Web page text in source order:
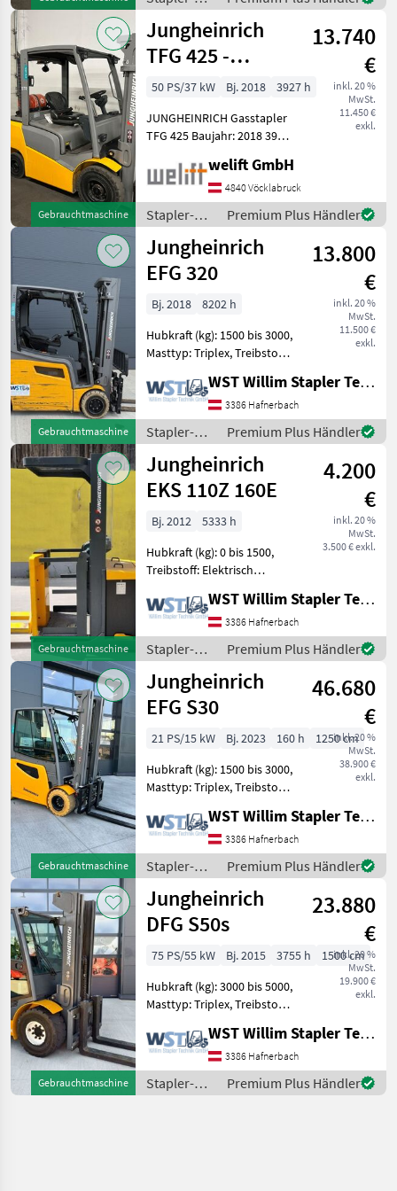
mm Bauhöhe: 2950
und
Lagertechnik
/
Jungheinrich
Gebrauchtmaschine
Jungheinrich
TFG 425 -
TRIPLEX 4,7 m -
SEITENSCHIEBER
!
13.740
€
inkl. 20 %
MwSt.
11.450 €
exkl.
50 PS/37 kW Bj. 2018
3927 h
JUNGHEINRICH Gasstapler
TFG 425 Baujahr: 2018 3927
2500 kg Hubmast: TRIPLEX-
Freihub Hubhöhe: 4700 mm
Bauhöhe: 2190 mm
Freihub: 1
welift GmbH
4840 Vöcklabruck
Stapler-
und
Lagertechnik
/
Jungheinrich
Premium Plus Händler
Gebrauchtmaschine
Jungheinrich
EFG 320
13.800
€
inkl. 20 %
MwSt.
11.500 €
exkl.
Bj. 2018
8202 h
Hubkraft (kg): 1500 bis 3000,
Masttyp: Triplex, Treibstoff:
Frontstapler / Elektro 4
Rad-Stapler, Tragkraft:
2000kg, Hubhöhe: 5000mm,
Bauhöhe: 2242m
WST Willim Stapler Technik GmbH
3386 Hafnerbach
Stapler-
und
Lagertechnik
/
Jungheinrich
Premium Plus Händler
Gebrauchtmaschine
Jungheinrich
EKS 110Z 160E
4.200
€
inkl. 20 %
MwSt.
3.500 € exkl.
Bj. 2012
5333 h
Hubkraft (kg): 0 bis 1500,
Treibstoff: Elektrisch
Hochhubkommissionierer,
Tragkraft: 1000kg, Batterie:
24V , Stapler- und
Lagertechnik Stap
WST Willim Stapler Technik GmbH
3386 Hafnerbach
Stapler-
und
Lagertechnik
/
Jungheinrich
Premium Plus Händler
Gebrauchtmaschine
Jungheinrich
EFG S30
46.680
€
inkl. 20 %
MwSt.
38.900 €
exkl.
21 PS/15 kW Bj. 2023 160 h
1250 cm
Hubkraft (kg): 1500 bis 3000,
Masttyp: Triplex, Treibstoff:
Frontstapler / Elektro 4
Rad-Stapler, Tragkraft:
3000kg, Hubhöhe: 5500mm,
Bauhöhe: 2470m
WST Willim Stapler Technik GmbH
3386 Hafnerbach
Stapler-
und
Lagertechnik
/
Jungheinrich
Premium Plus Händler
Gebrauchtmaschine
Jungheinrich
DFG S50s
23.880
€
inkl. 20 %
MwSt.
19.900 €
exkl.
75 PS/55 kW Bj. 2015 3755 h
1500 cm
Hubkraft (kg): 3000 bis 5000,
Masttyp: Triplex, Treibstoff:
/ Dieselstapler, Tragkraft:
5000kg, Hubhöhe: 5175mm,
Bauhöhe: 2550mm,
Gabelläng
WST Willim Stapler Technik GmbH
3386 Hafnerbach
Stapler-
und
Premium Plus Händler